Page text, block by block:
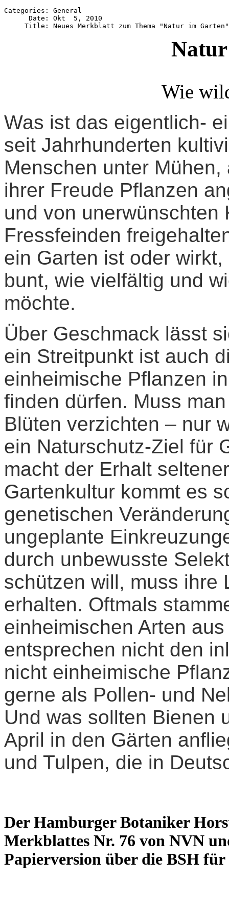
Categories: General
      Date: Okt  5, 2010
Wie
Was ist das eigentlich-
seit Jahrhunderten
Menschen unter
ihrer Freude Pflanzen
und von unerwünschten
Fressfeinden
ein Garten ist oder
bunt, wie vielfältig und
möchte.
Über Geschmack lässt
ein Streitpunkt ist auch
einheimische Pflanzen
finden dürfen. Muss
Blüten verzichten – nur
ein Naturschutz-Ziel für
macht der Erhalt
Gartenkultur kommt es
genetischen
ungeplante
durch unbewusste
schützen will, muss ihre
erhalten. Oftmals
einheimischen Arten
entsprechen nicht den
nicht einheimische
gerne als Pollen- und
Und was sollten Bienen
April in den Gärten
und Tulpen, die in
Der Hamburger Botaniker
Merkblattes Nr. 76 von NVN
Papierversion über die BSH für